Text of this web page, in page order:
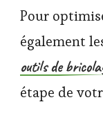
Pour
également
outils de
étape de